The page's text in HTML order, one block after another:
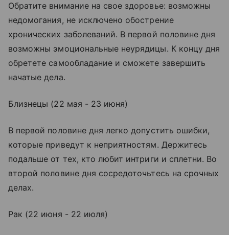
Обратите внимание на свое здоровье: возможны
недомогания, не исключено обострение
хронических заболеваний. В первой половине дня
возможны эмоциональные неурядицы. К концу дня
обретете самообладание и сможете завершить
начатые дела.
Близнецы (22 мая - 23 июня)
В первой половине дня легко допустить ошибки,
которые приведут к неприятностям. Держитесь
подальше от тех, кто любит интриги и сплетни. Во
второй половине дня сосредоточьтесь на срочных
делах.
Рак (22 июня - 22 июля)